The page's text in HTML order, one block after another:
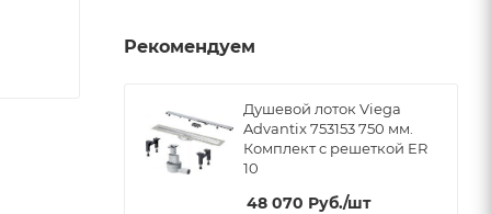
Рекомендуем
Душевой лоток Viega
Advantix 753153 750 мм.
Комплект c решеткой ER
10
48 070 Руб./шт